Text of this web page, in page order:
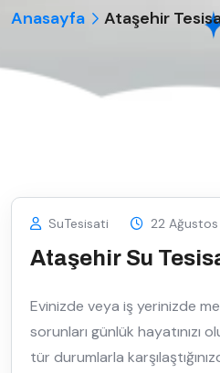
Anasayfa Ataşehir
SuTesisati 22
Ataşehir Su
Evinizde veya iş yerinizde
sorunları günlük hayatınızı
tür durumlarla